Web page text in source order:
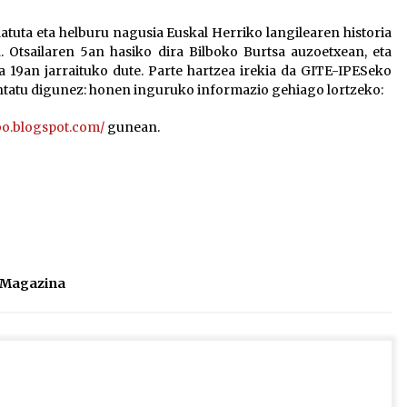
Larunbatean Plentziako Itsas
Martxa ospatuko da
eta helburu nagusia Euskal Herriko langilearen historia
Otsailaren 5an hasiko dira Bilboko Burtsa auzoetxean, eta
19an jarraituko dute. Parte hartzea irekia da GITE-IPESeko
digunez: honen inguruko informazio gehiago lortzeko:
gunean.